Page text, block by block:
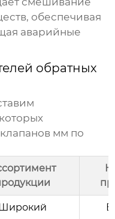
обеспечивая
аварийные
обратных
мм по
Широкий